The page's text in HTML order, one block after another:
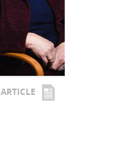
ARTICLE